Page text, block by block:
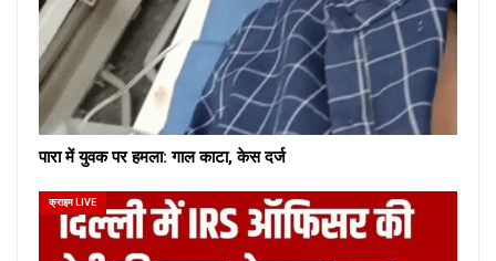
पारा में युवक पर हमला: गाल काटा, केस दर्ज
क्राइम LIVE